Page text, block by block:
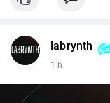
labrynth
1 h